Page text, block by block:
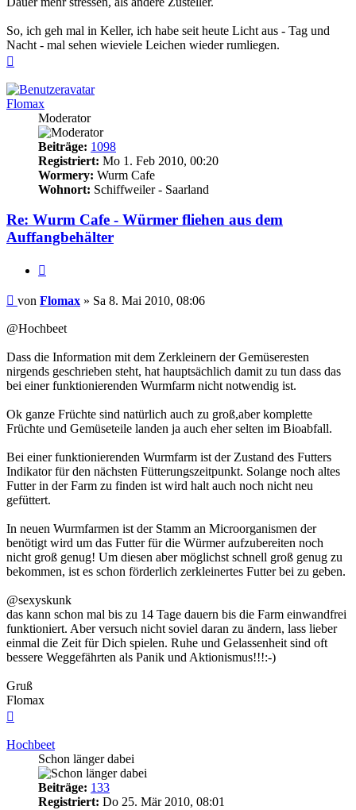
So, ich geh mal in Keller, ich habe seit heute Licht aus - Tag und
Nacht - mal sehen wieviele Leichen wieder rumliegen.
Flomax
Moderator
Beiträge: 1098
Registriert: Mo 1. Feb 2010, 00:20
Wormery: Wurm Cafe
Wohnort: Schiffweiler - Saarland
Re: Wurm Cafe - Würmer fliehen aus dem
Auffangbehälter
Beitrag
von Flomax » Sa 8. Mai 2010, 08:06
@Hochbeet
Dass die Information mit dem Zerkleinern der Gemüseresten
nirgends geschrieben steht, hat hauptsächlich damit zu tun dass das
bei einer funktionierenden Wurmfarm nicht notwendig ist.
Ok ganze Früchte sind natürlich auch zu groß,aber komplette
Früchte und Gemüseteile landen ja auch eher selten im Bioabfall.
Bei einer funktionierenden Wurmfarm ist der Zustand des Futters
Indikator für den nächsten Fütterungszeitpunkt. Solange noch altes
Futter in der Farm zu finden ist wird halt auch noch nicht neu
gefüttert.
In neuen Wurmfarmen ist der Stamm an Microorganismen der
benötigt wird um das Futter für die Würmer aufzubereiten noch
nicht groß genug! Um diesen aber möglichst schnell groß genug zu
bekommen, ist es schon förderlich zerkleinertes Futter bei zu geben.
@sexyskunk
das kann schon mal bis zu 14 Tage dauern bis die Farm einwandfrei
funktioniert. Aber versuch nicht soviel daran zu ändern, lass lieber
einmal die Zeit für Dich spielen. Ruhe und Gelassenheit sind oft
bessere Weggefährten als Panik und Aktionismus!!!:-)
Gruß
Flomax
Hochbeet
Schon länger dabei
Beiträge: 133
Registriert: Do 25. Mär 2010, 08:01